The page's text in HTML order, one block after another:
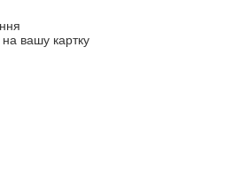
вашу картку